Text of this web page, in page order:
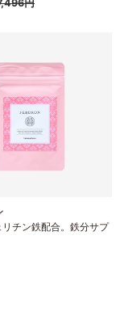
円
チン鉄配合。鉄分サプ